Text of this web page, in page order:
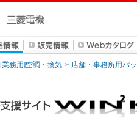
[業務用]空調・換気 店舗・事務所用パ